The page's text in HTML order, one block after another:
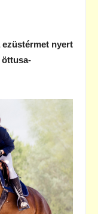
nyert